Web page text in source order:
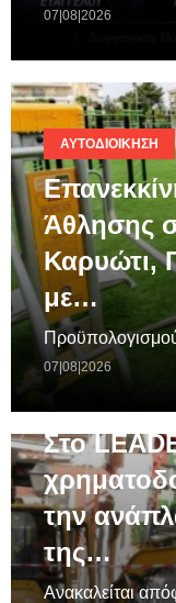
07|08|2026
ΑΥΤΟΔΙΟΊΚΗΣΗ
Άθλησης
Καρυώτι,
με…
07|08|2026
Στο
την
της…
Ανακαλείται